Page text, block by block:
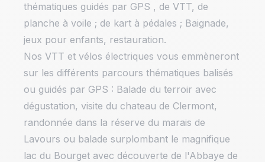
thématiques guidés par GPS , de VTT, de
planche à voile ; de kart à pédales ; Baignade,
jeux pour enfants, restauration.
Nos VTT et vélos électriques vous emmèneront
sur les différents parcours thématiques balisés
ou guidés par GPS : Balade du terroir avec
dégustation, visite du chateau de Clermont,
randonnée dans la réserve du marais de
Lavours ou balade surplombant le magnifique
lac du Bourget avec découverte de l'Abbaye de